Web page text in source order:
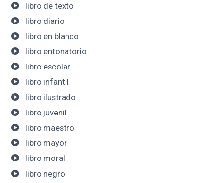
libro de texto
libro diario
libro en blanco
libro entonatorio
libro escolar
libro infantil
libro ilustrado
libro juvenil
libro maestro
libro mayor
libro moral
libro negro